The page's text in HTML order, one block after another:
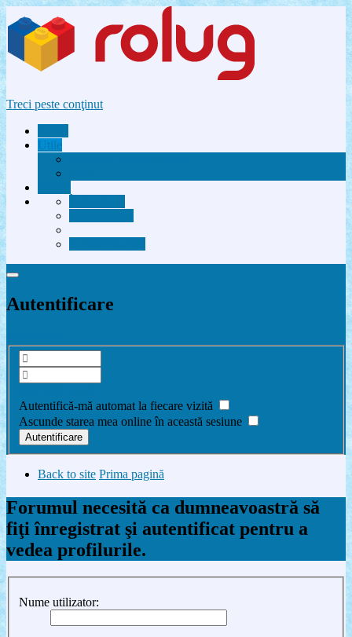
Treci peste conţinut
Utile
Autentificare
Autentifică-mă automat la fiecare vizită
Ascunde starea mea online în această sesiune
Back to site Prima pagină
Forumul necesită ca dumneavoastră să
fiţi înregistrat şi autentificat pentru a
vedea profilurile.
Nume utilizator: